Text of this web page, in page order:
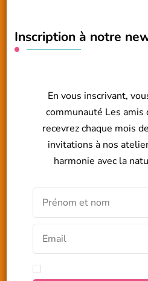
Inscription à notre
En vous inscrivant,
communauté Les
recevrez chaque mois
invitations à nos
harmonie avec la